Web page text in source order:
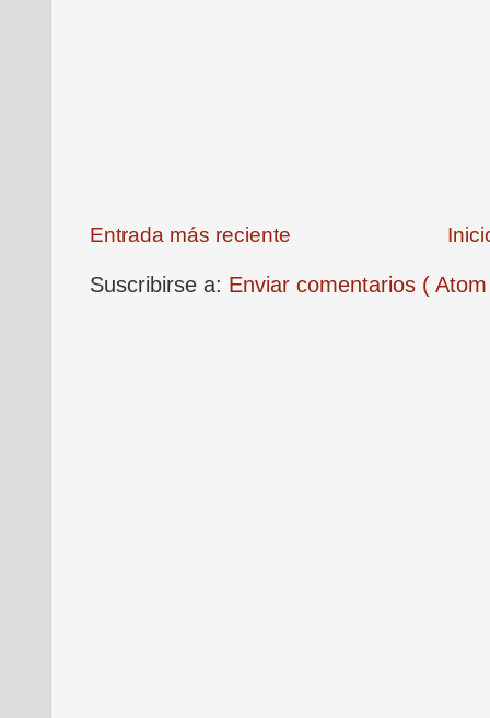
Entrada más reciente
Suscribirse a: Enviar comentarios (